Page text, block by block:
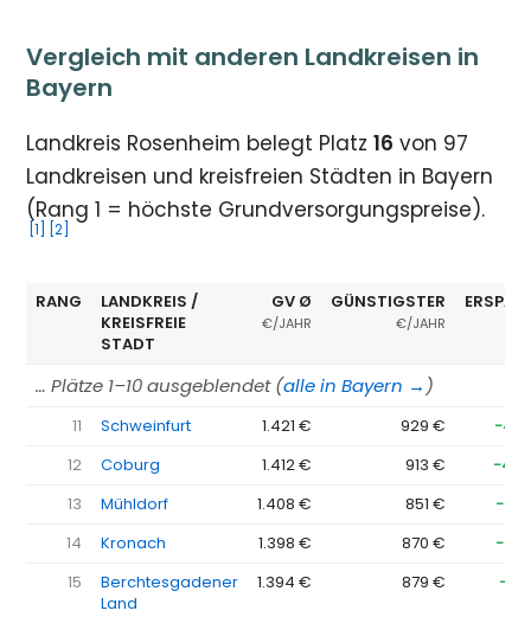
Vergleich mit anderen Landkreisen in
Bayern
Landkreis Rosenheim belegt Platz16 von 97
Landkreisen und kreisfreien Städten in Bayern
(Rang 1 = höchste Grundversorgungspreise).
[1] [2]
RANG
LANDKREIS /
KREISFREIE
STADT
GV Ø
€/JAHR
GÜNSTIGSTER
€/JAHR
… Plätze 1–10 ausgeblendet (alle in Bayern → )
11 Schweinfurt 1.421 € 929 €
12
Coburg 1.412 € 913 €
13
Mühldorf 1.408 € 851 €
14
Kronach 1.398 € 870 €
15
Berchtesgadener
Land
1.394 € 879 €